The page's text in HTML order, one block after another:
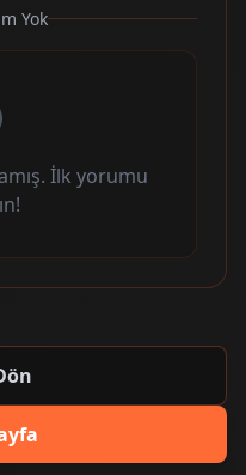
Yok
İlk yorumu